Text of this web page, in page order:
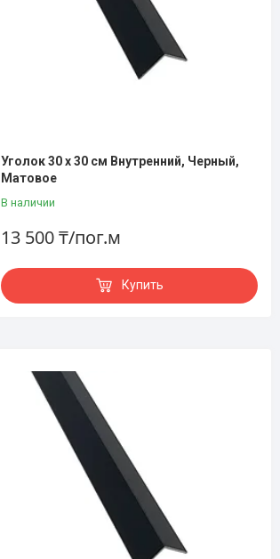
Уголок 30 х 30 см Внутренний, Черный,
Матовое
В наличии
13 500 ₸/пог.м
Купить